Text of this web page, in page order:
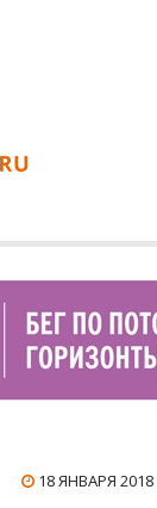
18 ЯНВАРЯ 2018